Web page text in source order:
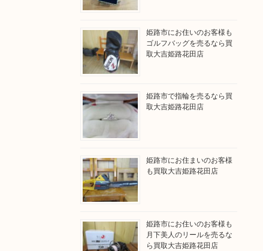
姫路市にお住いのお客様も
ゴルフバッグを売るなら買
取大吉姫路花田店
姫路市で指輪を売るなら買
取大吉姫路花田店
姫路市にお住まいのお客様
も買取大吉姫路花田店
姫路市にお住いのお客様も
月下美人のリールを売るな
ら買取大吉姫路花田店